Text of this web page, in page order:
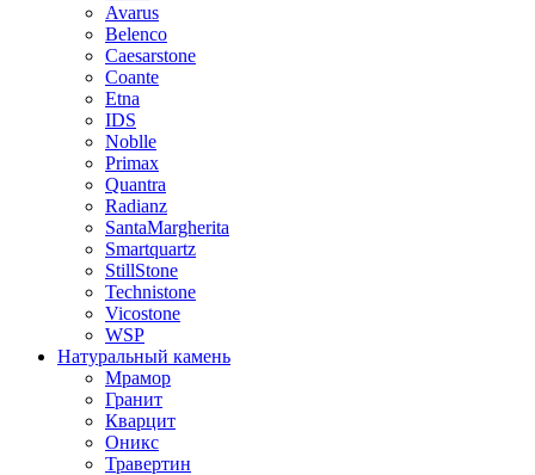
Avarus
Belenco
Caesarstone
Coante
Etna
IDS
Noblle
Primax
Quantra
Radianz
SantaMargherita
Smartquartz
StillStone
Technistone
Vicostone
WSP
Натуральный камень
Мрамор
Гранит
Кварцит
Оникс
Травертин